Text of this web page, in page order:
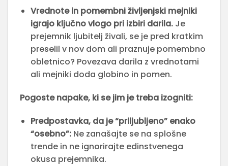
Vrednote in pomembni življenjski mejniki
igrajo ključno vlogo pri izbiri darila.Je
prejemnik ljubitelj živali, se je pred kratkim
preselil v nov dom ali praznuje pomembno
obletnico? Povezava darila z vrednotami
ali mejniki doda globino in pomen.
Pogoste napake, ki se jim je treba izogniti:
Predpostavka, da je “priljubljeno” enako
“osebno”:Ne zanašajte se na splošne
trende in ne ignorirajte edinstvenega
okusa prejemnika.